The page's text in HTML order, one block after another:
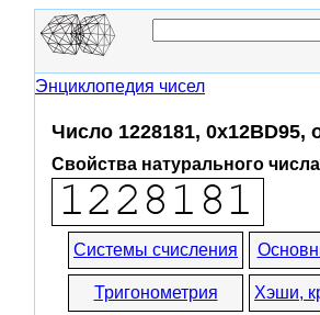
Энциклопедия чисел
Число 1228181,
Свойства натурального
Системы счисления
Тригонометрия Хэши,